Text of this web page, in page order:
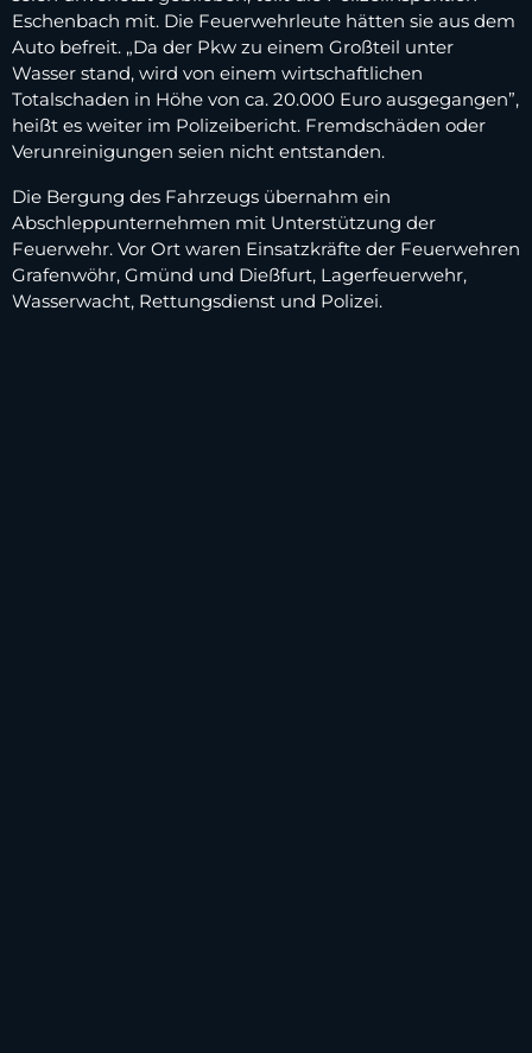
Eschenbach mit. Die Feuerwehrleute hätten sie aus dem
Auto befreit. „Da der Pkw zu einem Großteil unter
Wasser stand, wird von einem wirtschaftlichen
Totalschaden in Höhe von ca. 20.000 Euro ausgegangen”,
heißt es weiter im Polizeibericht. Fremdschäden oder
Verunreinigungen seien nicht entstanden.
Die Bergung des Fahrzeugs übernahm ein
Abschleppunternehmen mit Unterstützung der
Feuerwehr. Vor Ort waren Einsatzkräfte der Feuerwehren
Grafenwöhr, Gmünd und Dießfurt, Lagerfeuerwehr,
Wasserwacht, Rettungsdienst und Polizei.